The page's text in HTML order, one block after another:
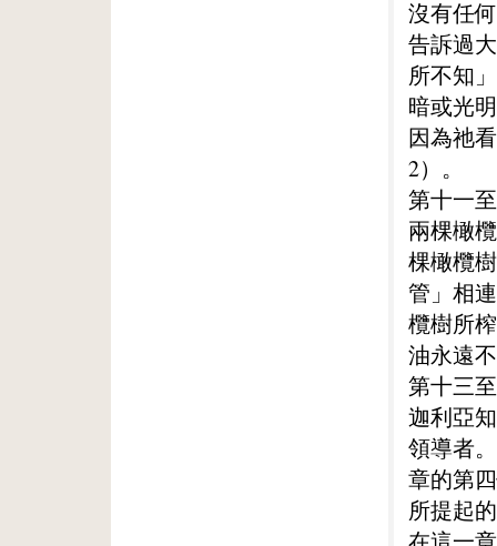
沒有任
告訴過
所不知
暗或光
因為祂
2）。
第十一
兩棵橄
棵橄欖
管」相
欖樹所
油永遠
第十三
迦利亞
領導者
章的第
所提起